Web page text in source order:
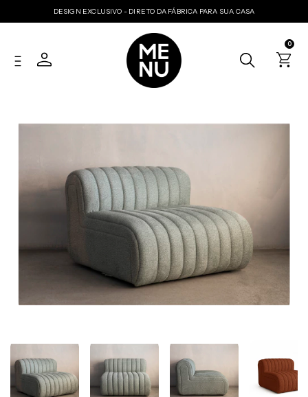
DESIGN EXCLUSIVO - DIRETO DA FÁBRICA PARA SUA CASA
0